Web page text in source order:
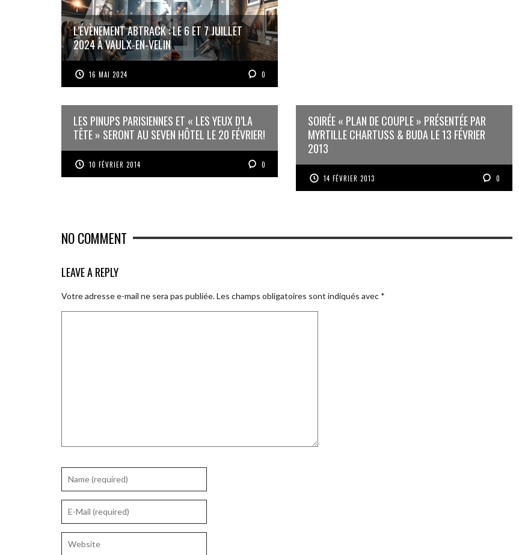
L’ÉVÈNEMENT ABTRACK : LE 6 ET 7 JUILLET
2024 À VAULX-EN-VELIN
16 MAI 2024 0
LES PINUPS PARISIENNES ET « LES YEUX D’LA
TÊTE » SERONT AU SEVEN HÔTEL LE 20 FÉVRIER!
10 FÉVRIER 2014 0
SOIRÉE « PLAN DE COUPLE » PRÉSENTÉE PAR
MYRTILLE CHARTUSS & BUDA LE 13 FÉVRIER
2013
14 FÉVRIER 2013 0
NO COMMENT
LEAVE A REPLY
Votre adresse e-mail ne sera pas publiée.Les champs obligatoires sont indiqués avec *